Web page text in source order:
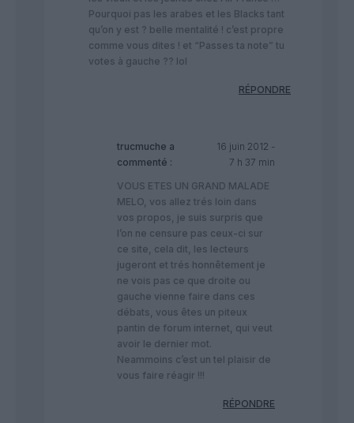
Pourquoi pas les arabes et les Blacks tant
qu’on y est ? belle mentalité ! c’est propre
comme vous dites ! et “Passes ta note” tu
votes à gauche ?? lol
RÉPONDRE
trucmuche a
commenté :
16 juin 2012 -
7 h 37 min
VOUS ETES UN GRAND MALADE
MELO, vos allez trés loin dans
vos propos, je suis surpris que
l’on ne censure pas ceux-ci sur
ce site, cela dit, les lecteurs
jugeront et trés honnêtement je
ne vois pas ce que droite ou
gauche vienne faire dans ces
débats, vous êtes un piteux
pantin de forum internet, qui veut
avoir le dernier mot.
Neammoins c’est un tel plaisir de
vous faire réagir !!!
RÉPONDRE